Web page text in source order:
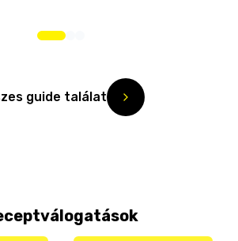
guide találat